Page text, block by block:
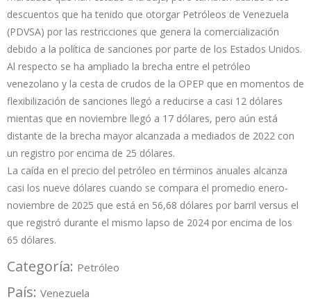
descuentos que ha tenido que otorgar Petróleos de Venezuela
(PDVSA) por las restricciones que genera la comercialización
debido a la política de sanciones por parte de los Estados Unidos.
Al respecto se ha ampliado la brecha entre el petróleo
venezolano y la cesta de crudos de la OPEP que en momentos de
flexibilización de sanciones llegó a reducirse a casi 12 dólares
mientas que en noviembre llegó a 17 dólares, pero aún está
distante de la brecha mayor alcanzada a mediados de 2022 con
un registro por encima de 25 dólares.
La caída en el precio del petróleo en términos anuales alcanza
casi los nueve dólares cuando se compara el promedio enero-
noviembre de 2025 que está en 56,68 dólares por barril versus el
que registró durante el mismo lapso de 2024 por encima de los
65 dólares.
Categoría: Petróleo
País: Venezuela